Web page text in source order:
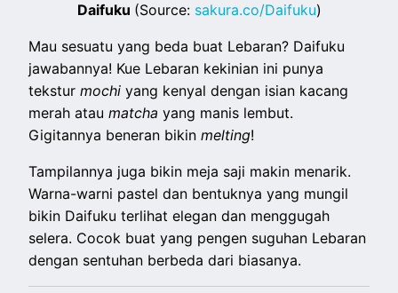
Daifuku (Source: sakura.co/Daifuku)
Mau sesuatu yang beda buat Lebaran? Daifuku
jawabannya! Kue Lebaran kekinian ini punya
teksturmochiyang kenyal dengan isian kacang
merah ataumatchayang manis lembut.
Gigitannya beneran bikinmelting!
Tampilannya juga bikin meja saji makin menarik.
Warna-warni pastel dan bentuknya yang mungil
bikin Daifuku terlihat elegan dan menggugah
selera. Cocok buat yang pengen suguhan Lebaran
dengan sentuhan berbeda dari biasanya.